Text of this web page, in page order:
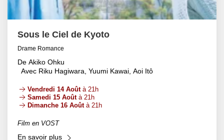
Sous le Ciel de Kyoto
Drame Romance
De Akiko Ohku
Avec Riku Hagiwara, Yuumi Kawai, Aoi Itô
Vendredi 14 Aoûtà 21h
Samedi 15 Aoûtà 21h
Dimanche 16 Aoûtà 21h
Film en VOST
En savoir plus